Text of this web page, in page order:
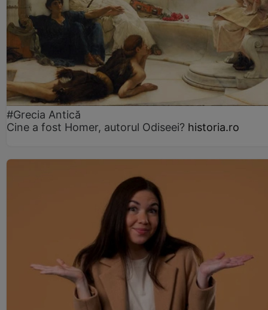
#Grecia Antică
Cine a fost Homer, autorul Odiseei? historia.ro